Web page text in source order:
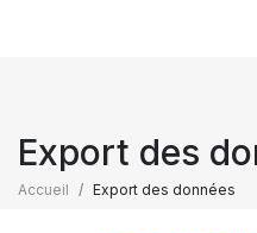
Export des
Accueil Export des données